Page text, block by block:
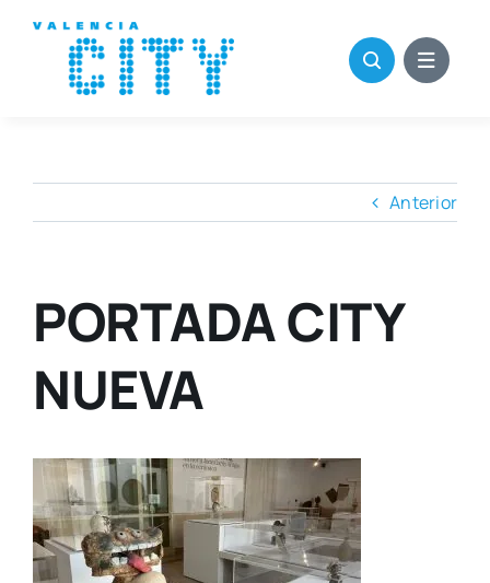
contenido
Anterior
PORTADA CITY
NUEVA